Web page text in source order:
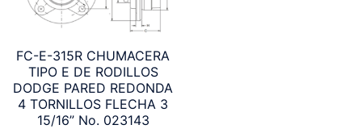
FC-E-315R CHUMACERA
TIPO E DE RODILLOS
DODGE PARED REDONDA
4 TORNILLOS FLECHA 3
15/16” No. 023143